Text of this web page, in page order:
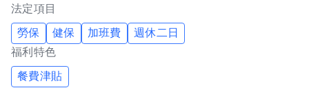
法定項目
勞保 健保 加班費
週休二日
福利特色
餐費津貼